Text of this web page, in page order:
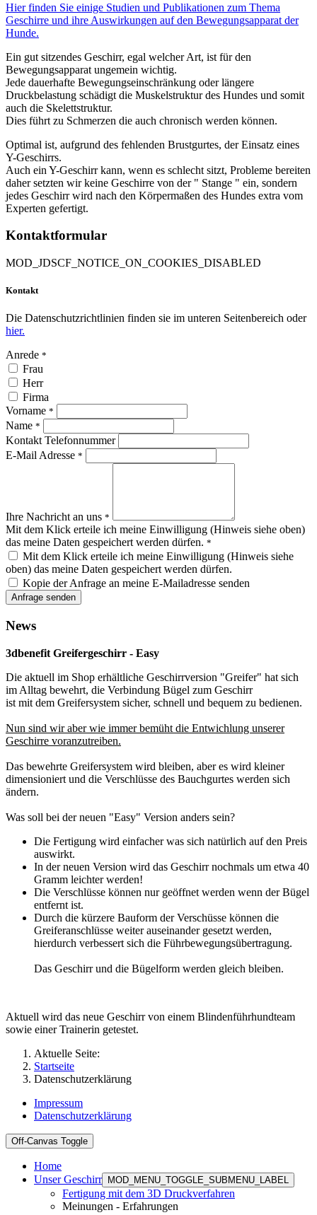
Hier finden Sie einige Studien und Publikationen zum Thema
Geschirre und ihre Auswirkungen auf den Bewegungsapparat der
Hunde.
Ein gut sitzendes Geschirr, egal welcher Art, ist für den
Bewegungsapparat ungemein wichtig.
Jede dauerhafte Bewegungseinschränkung oder längere
Druckbelastung schädigt die Muskelstruktur des Hundes und somit
auch die Skelettstruktur.
Dies führt zu Schmerzen die auch chronisch werden können.
Optimal ist, aufgrund des fehlenden Brustgurtes, der Einsatz eines
Y-Geschirrs.
Auch ein Y-Geschirr kann, wenn es schlecht sitzt, Probleme bereiten
daher setzten wir keine Geschirre von der " Stange " ein, sondern
jedes Geschirr wird nach den Körpermaßen des Hundes extra vom
Experten gefertigt.
Kontaktformular
MOD_JDSCF_NOTICE_ON_COOKIES_DISABLED
Kontakt
Die Datenschutzrichtlinien finden sie im unteren Seitenbereich oder
hier.
Anrede *
Frau
Herr
Firma
Vorname *
Name *
Kontakt Telefonnummer
E-Mail Adresse *
Ihre Nachricht an uns *
Mit dem Klick erteile ich meine Einwilligung (Hinweis siehe oben)
das meine Daten gespeichert werden dürfen. *
Mit dem Klick erteile ich meine Einwilligung (Hinweis siehe
oben) das meine Daten gespeichert werden dürfen.
Kopie der Anfrage an meine E-Mailadresse senden
Anfrage senden
News
3dbenefit Greifergeschirr - Easy
Die aktuell im Shop erhältliche Geschirrversion "Greifer" hat sich
im Alltag bewehrt, die Verbindung Bügel zum Geschirr
ist mit dem Greifersystem sicher, schnell und bequem zu bedienen.
Nun sind wir aber wie immer bemüht die Entwichlung unserer
Geschirre voranzutreiben.
Das bewehrte Greifersystem wird bleiben, aber es wird kleiner
dimensioniert und die Verschlüsse des Bauchgurtes werden sich
ändern.
Was soll bei der neuen "Easy" Version anders sein?
Die Fertigung wird einfacher was sich natürlich auf den Preis
auswirkt.
In der neuen Version wird das Geschirr nochmals um etwa 40
Gramm leichter werden!
Die Verschlüsse können nur geöffnet werden wenn der Bügel
entfernt ist.
Durch die kürzere Bauform der Verschüsse können die
Greiferanschlüsse weiter auseinander gesetzt werden,
hierdurch verbessert sich die Führbewegungsübertragung.
Das Geschirr und die Bügelform werden gleich bleiben.
Aktuell wird das neue Geschirr von einem Blindenführhundteam
sowie einer Trainerin getestet.
Aktuelle Seite:
Startseite
Datenschutzerklärung
Impressum
Datenschutzerklärung
Off-Canvas Toggle
Home
Unser Geschirr
MOD_MENU_TOGGLE_SUBMENU_LABEL
Fertigung mit dem 3D Druckverfahren
Meinungen - Erfahrungen